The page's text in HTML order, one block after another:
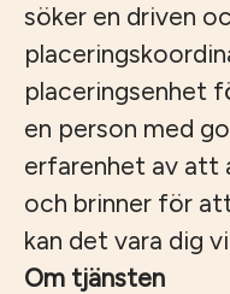
söker en driven
placeringsenhet
en person med
erfarenhet av att
och brinner för
kan det vara dig
Om tjänsten